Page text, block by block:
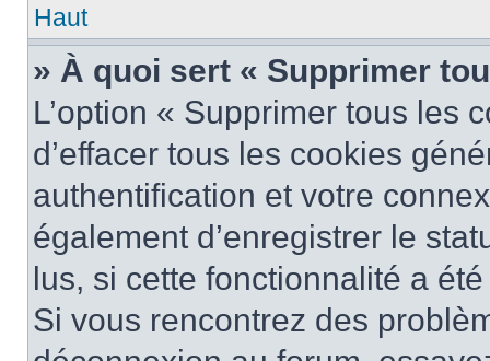
Haut
» À quoi sert « Supprimer
L’option « Supprimer tous les
d’effacer tous les cookies
authentification et votre
également d’enregistrer le
lus, si cette fonctionnalité a
Si vous rencontrez des